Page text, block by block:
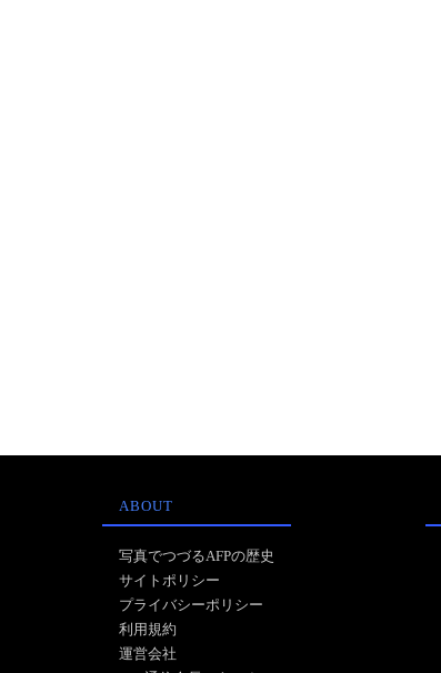
ABOUT
写真でつづるAFPの歴史
サイトポリシー
プライバシーポリシー
利用規約
運営会社